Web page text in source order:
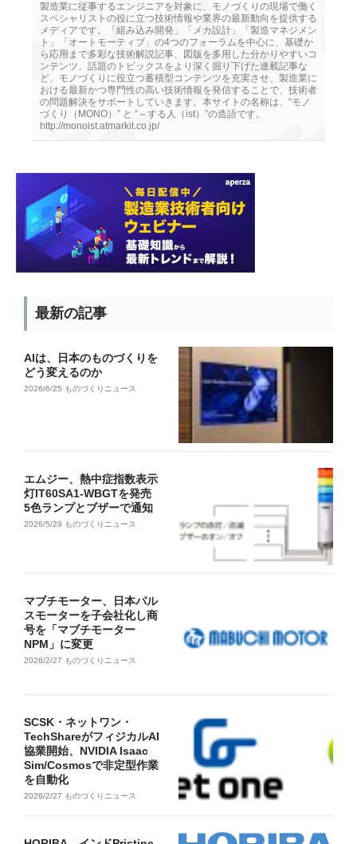
製造業に従事するエンジニアを対象に、モノづくりの現場で働く
スペシャリストの役に立つ技術情報や業界の最新動向を提供する
メディアです。「組み込み開発」「メカ設計」「製造マネジメン
ト」「オートモーティブ」の4つのフォーラムを中心に、基礎か
ら応用まで多彩な技術解説記事、図版を多用した分かりやすいコ
ンテンツ、話題のトピックスをより深く掘り下げた連載記事な
ど、モノづくりに役立つ蓄積型コンテンツを充実させ、製造業に
おける最新かつ専門性の高い技術情報を発信することで、技術者
の問題解決をサポートしていきます。本サイトの名称は、“モノ
づくり（MONO）” と “～する人（ist）”の造語です。
http://monoist.atmarkit.co.jp/
最新の記事
AIは、日本のものづくりを
どう変えるのか
2026/6/25 ものづくりニュース
エムジー、熱中症指数表示
灯IT60SA1-WBGTを発売
5色ランプとブザーで通知
2026/5/29 ものづくりニュース
マブチモーター、日本パル
スモーターを子会社化し商
号を「マブチモーター
NPM」に変更
2026/2/27 ものづくりニュース
SCSK・ネットワン・
TechShareがフィジカルAI
協業開始、NVIDIA Isaac
Sim/Cosmosで非定型作業
を自動化
2026/2/27 ものづくりニュース